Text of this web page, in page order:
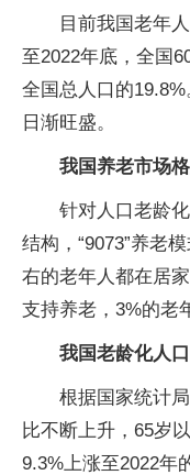
目前我国老年
至2022年底，全国
全国总人口的
日渐旺盛。
我国养老市场
针对人口老龄
结构，“9073”养老
右的老年人都在居
支持养老，3%的老
我国老龄化人
根据国家统计
比不断上升，65岁
9.3%上涨至2022年